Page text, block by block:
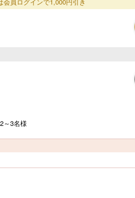
2～3名様